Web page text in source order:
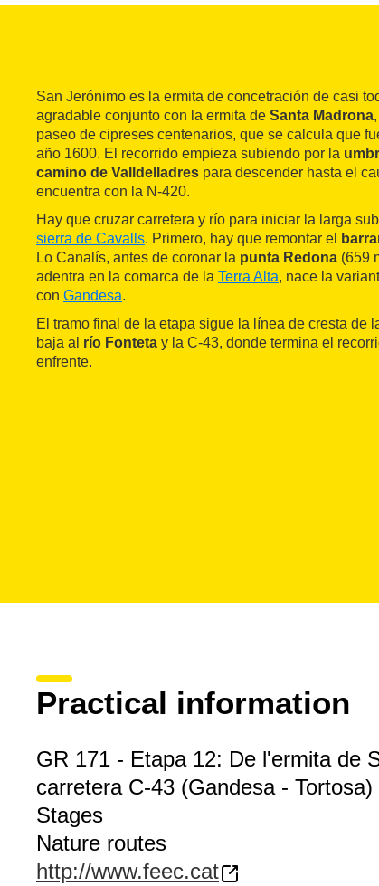
San Jerónimo es la ermita de concetración de casi
agradable conjunto con la ermita de Santa Madrona
paseo de cipreses centenarios, que se calcula que
año 1600. El recorrido empieza subiendo por la
camino de Valldelladres para descender hasta el
encuentra con la N-420.
Hay que cruzar carretera y río para iniciar la larga
sierra de Cavalls. Primero, hay que remontar el
Lo Canalís, antes de coronar la punta Redona (659
adentra en la comarca de la Terra Alta, nace la
con Gandesa.
El tramo final de la etapa sigue la línea de cresta de
baja al río Fonteta y la C-43, donde termina el
enfrente.
Practical information
GR 171 - Etapa 12: De l'ermita de
carretera C-43 (Gandesa - Tortosa)
Stages
Nature routes
http://www.feec.cat